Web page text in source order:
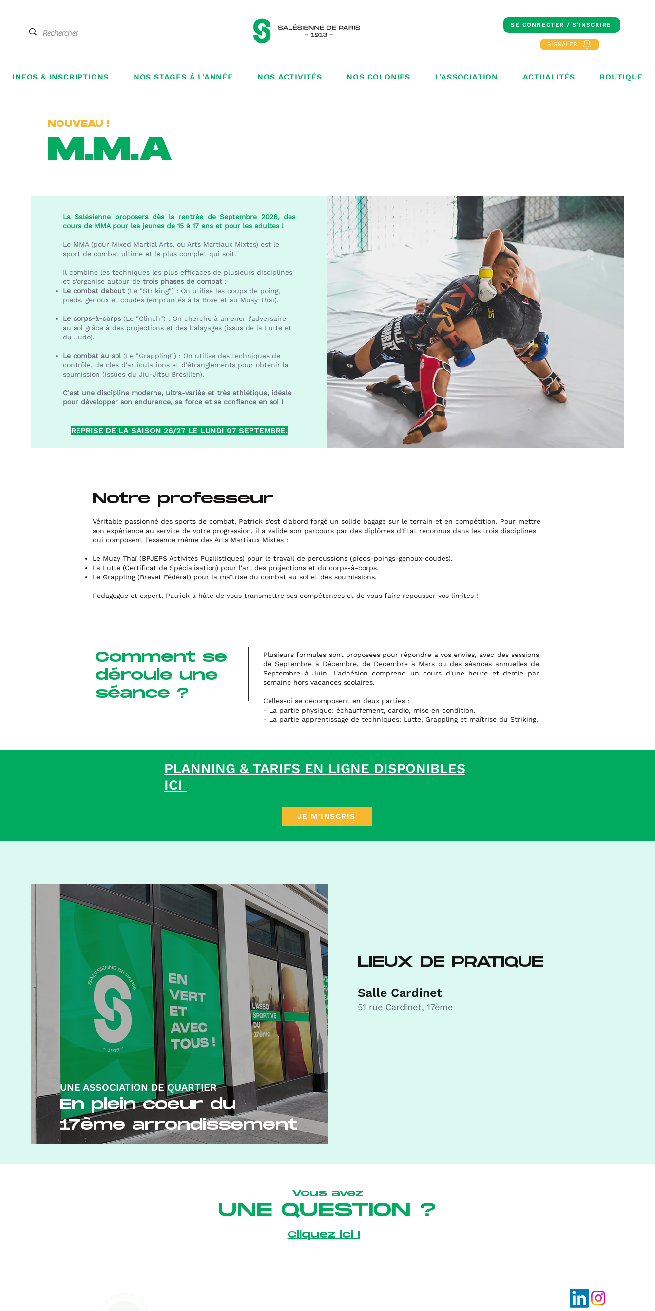
SE CONNECTER / S'INSCRIRE
SIGNALER
INFOS & INSCRIPTIONS NOS STAGES À L'ANNÉE NOS ACTIVITÉS NOS COLONIES L'ASSOCIATION ACTUALITÉS BOUTIQUE
NOUVEAU !
M.M.A
La Salésienne proposera dès la rentrée de Septembre 2026, des
cours de MMA pour les jeunes de 15 à 17 ans et pour les adultes !
Le MMA (pour Mixed Martial Arts, ou Arts Martiaux Mixtes) est le
sport de combat ultime et le plus complet qui soit.
Il combine les techniques les plus efficaces de plusieurs disciplines
et s'organise autour de trois phases de combat:
Le combat debout(Le "Striking") : On utilise les coups de poing,
pieds, genoux et coudes (empruntés à la Boxe et au Muay Thaï).
Le corps-à-corps (Le "Clinch") : On cherche à amener l'adversaire
au sol grâce à des projections et des balayages (issus de la Lutte et
du Judo).
Le combat au sol(Le "Grappling") : On utilise des techniques de
contrôle, de clés d'articulations et d'étranglements pour obtenir la
soumission (issues du Jiu-Jitsu Brésilien).
C'est une discipline moderne, ultra-variée et très athlétique, idéale
pour développer son endurance, sa force et sa confiance en soi !
REPRISE DE LA SAISON 26/27 LE LUNDI 07 SEPTEMBRE.
Notre professeur
Véritable passionné des sports de combat, Patrick s'est d'abord forgé un solide bagage sur le terrain et en compétition. Pour mettre
son expérience au service de votre progression, il a validé son parcours par des diplômes d'État reconnus dans les trois disciplines
qui composent l'essence même des Arts Martiaux Mixtes :
Le Muay Thaï (BPJEPS Activités Pugilistiques) pour le travail de percussions (pieds-poings-genoux-coudes).
La Lutte (Certificat de Spécialisation) pour l'art des projections et du corps-à-corps.
Le Grappling (Brevet Fédéral) pour la maîtrise du combat au sol et des soumissions.​
Pédagogue et expert, Patrick a hâte de vous transmettre ses compétences et de vous faire repousser vos limites !
Comment se
déroule une
séance ?
Plusieurs formules sont proposées pour répondre à vos envies, avec des sessions
de Septembre à Décembre, de Décembre à Mars ou des séances annuelles de
Septembre à Juin. L'adhésion comprend un cours d'une heure et demie par
semaine hors vacances scolaires.
Celles-ci se décomposent en deux parties :
- La partie physique: échauffement, cardio, mise en condition.
- La partie apprentissage de techniques: Lutte, Grappling et maîtrise du Striking.
PLANNING & TARIFS EN LIGNE DISPONIBLES
ICI
JE M'INSCRIS
UNE ASSOCIATION DE QUARTIER
En plein coeur du
17ème arrondissement
LIEUX DE PRATIQUE
Salle Cardinet
51 rue Cardinet, 17ème
UNE QUESTION ?
Vous avez
Cliquez ici !